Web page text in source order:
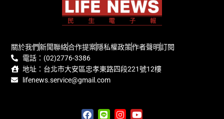
關於我們新聞聯絡合作提案隱私權政策作者聲明訂閱
電話：(02)2776-3386
地址：台北市大安區忠孝東路四段221號12樓
lifenews.service@gmail.com